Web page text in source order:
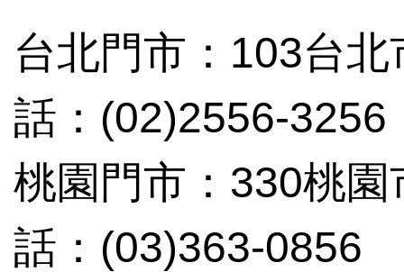
台北門市：103台
話：(02)2556-3256
桃園門市：330桃
話：(03)363-0856